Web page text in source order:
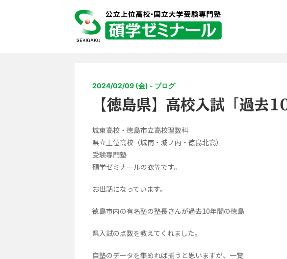
2024/02/09 (金) - ブログ
【徳島県】高校入試「過去
城東高校・徳島市立高校理数科
県立上位高校（城南・城ノ内・徳島北高）
受験專門塾
碩学ゼミナールの衣笠です。
お世話になっています。
徳島市内の有名塾の塾長さんが過去10年間の徳島
県入試の点数を教えてくれました。
自塾のデータを集めれば揃うと思いますが、一覧